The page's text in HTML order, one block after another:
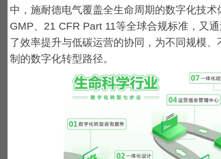
中，施耐德电气覆盖全生命周期的数字化技
GMP、21 CFR Part 11等全球合规标准，又
了效率提升与低碳运营的协同，为不同规模
制的数字化转型路径。